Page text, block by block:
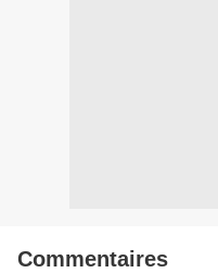
Commentaires